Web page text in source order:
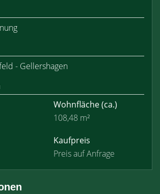
- Gellershagen
Wohnfläche(ca.)
108,48 m²
Kaufpreis
Preis auf Anfrage